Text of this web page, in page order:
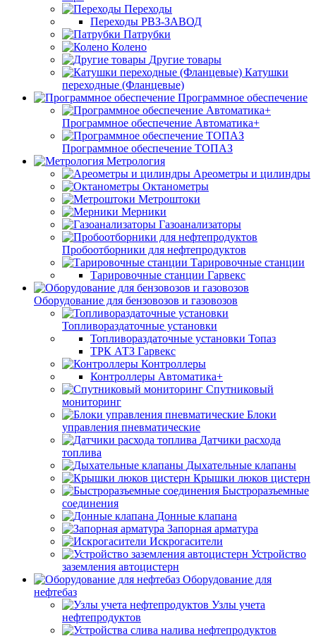
Переходы
Переходы РВЗ-ЗАВОД
Патрубки
Колено
Другие товары
Катушки
переходные (Фланцевые)
Программное обеспечение
Программное обеспечение Автоматика+
Программное обеспечение ТОПАЗ
Метрология
Ареометры и цилиндры
Октанометры
Метроштоки
Мерники
Газоанализаторы
Пробоотборники для нефтепродуктов
Тарировочные станции
Тарировочные станции Гарвекс
Оборудование для бензовозов и газовозов
Топливораздаточные установки
Топливораздаточные установки Топаз
ТРК АТЗ Гарвекс
Контроллеры
Контроллеры Автоматика+
Спутниковый
мониторинг
Блоки
управления пневматические
Датчики расхода
топлива
Дыхательные клапаны
Крышки люков цистерн
Быстроразъемные
соединения
Донные клапана
Запорная арматура
Искрогасители
Устройство
заземления автоцистерн
Оборудование для
нефтебаз
Узлы учета
нефтепродуктов